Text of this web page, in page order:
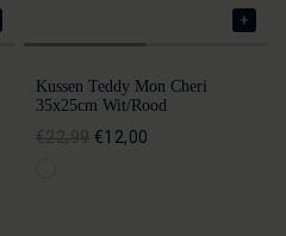
Kussen Teddy Mon Cheri
35x25cm Wit/rood
€22,99 €12,00